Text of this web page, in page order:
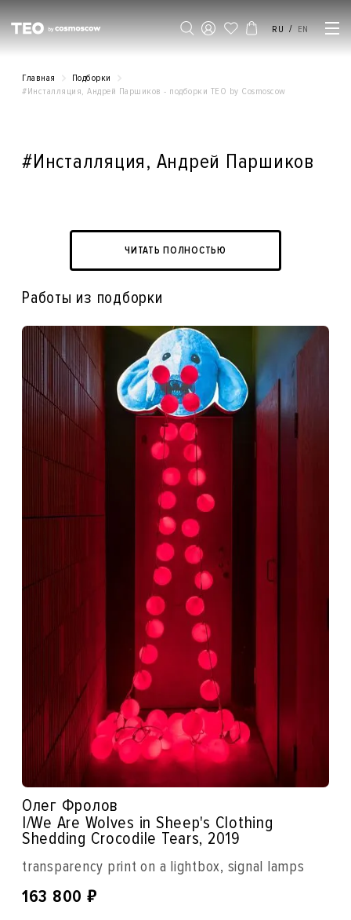
RU / EN
Главная
Подборки
#Инсталляция, Андрей Паршиков - подборки ТЕO by Cosmoscow
#Инсталляция, Андрей Паршиков
ЧИТАТЬ ПОЛНОСТЬЮ
Работы из подборки
Олег Фролов
I/We Are Wolves in Sheep's Clothing
Shedding Crocodile Tears, 2019
transparency print on a lightbox, signal lamps
163 800 ₽